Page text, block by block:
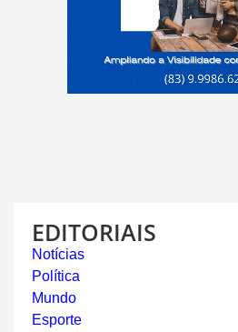
EDITORIAIS
Notícias
Política
Mundo
Esporte